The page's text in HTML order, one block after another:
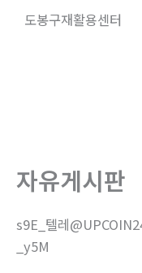
도봉구재활용센터
자유게시판
s9E_텔레
_y5M